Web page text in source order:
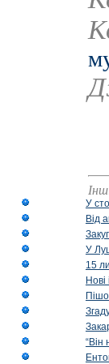
У
Від
У
15
“Він